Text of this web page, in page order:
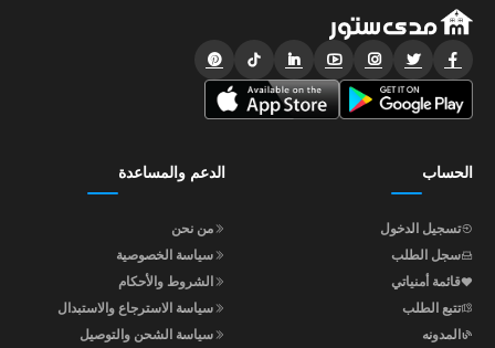
الحساب
تسجيل الدخول
سجل الطلب
قائمة أمنياتي
تتبع الطلب
المدونه
الدعم والمساعدة
من نحن
سياسة الخصوصية
الشروط والأحكام
سياسة الاسترجاع والاستبدال
سياسة الشحن والتوصيل